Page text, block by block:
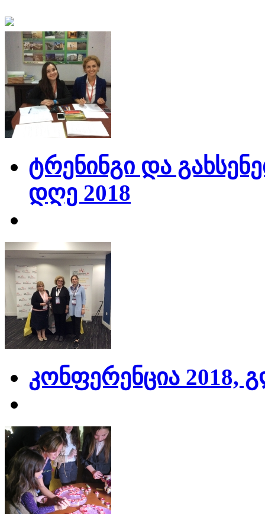
ტრენინგი და
დღე 2018
კონფერენცია 2018,